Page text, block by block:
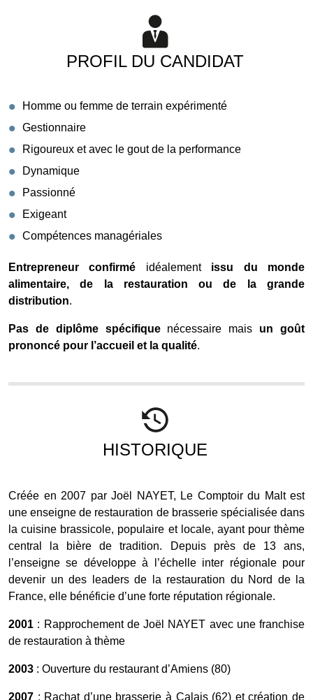
PROFIL DU CANDIDAT
Homme ou femme de terrain expérimenté
Gestionnaire
Rigoureux et avec le gout de la performance
Dynamique
Passionné
Exigeant
Compétences managériales
Entrepreneur confirmé idéalement issu du monde
alimentaire, de la restauration ou de la grande
distribution.
Pas de diplôme spécifiquenécessaire mais un goût
prononcé pour l’accueil et la qualité.
HISTORIQUE
Créée en 2007 par Joël NAYET, Le Comptoir du Malt est
une enseigne de restauration de brasserie spécialisée dans
la cuisine brassicole, populaire et locale, ayant pour thème
central la bière de tradition. Depuis près de 13 ans,
l’enseigne se développe à l’échelle inter régionale pour
devenir un des leaders de la restauration du Nord de la
France, elle bénéficie d’une forte réputation régionale.
2001 : Rapprochement de Joël NAYET avec une franchise
de restauration à thème
2003 : Ouverture du restaurant d’Amiens (80)
2007 : Rachat d’une brasserie à Calais (62) et création de